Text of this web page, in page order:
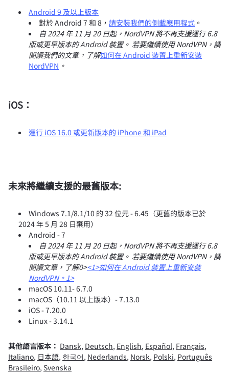
Android 9 及以上版本
對於 Android 7 和 8， 請安裝我們的側載應用程式 。
自 2024 年 11 月 20 日起，NordVPN 將不再支援運行 6.8
版或更早版本的 Android 裝置。 若要繼續使用 NordVPN，請
閱讀我們的文章，了解如何在 Android 裝置上重新安裝
NordVPN 。
iOS：
運行 iOS 16.0 或更新版本的 iPhone 和 iPad
未來將繼續支援的最舊版本:
Windows 7.1/8.1/10 的 32 位元 - 6.45（更舊的版本已於
2024 年 5 月 28 日棄用）
Android - 7
自 2024 年 11 月 20 日起，NordVPN 將不再支援運行 6.8
版或更早版本的 Android 裝置。 若要繼續使用 NordVPN，請
閱讀文章，了解0><1>如何在 Android 裝置上重新安裝
NordVPN。1>
macOS 10.11- 6.7.0
macOS（10.11 以上版本）- 7.13.0
iOS - 7.20.0
Linux - 3.14.1
其他語言版本： Dansk, Deutsch, English, Español, Français,
Italiano, 日本語, 한국어, Nederlands, Norsk, Polski, Português
Brasileiro, Svenska